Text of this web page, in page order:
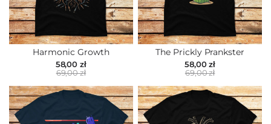
Harmonic Growth
58,00 zł
69,00 zł
The Prickly Prankster
58,00 zł
69,00 zł